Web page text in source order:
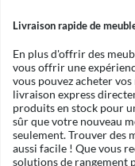
Livraison rapide de
En plus d'offrir des
vous offrir une
vous pouvez acheter
livraison express
produits en stock pour
sûr que votre nouveau
seulement. Trouver des
aussi facile ! Que vous
solutions de rangement